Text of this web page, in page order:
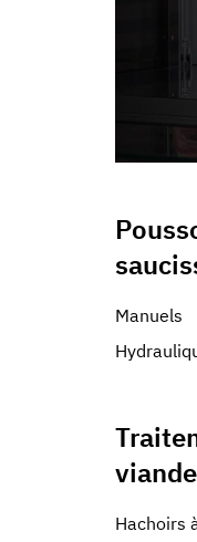
informazioni che
Poussoirs à
Manuels
Traitement de la
viande
Hachoirs